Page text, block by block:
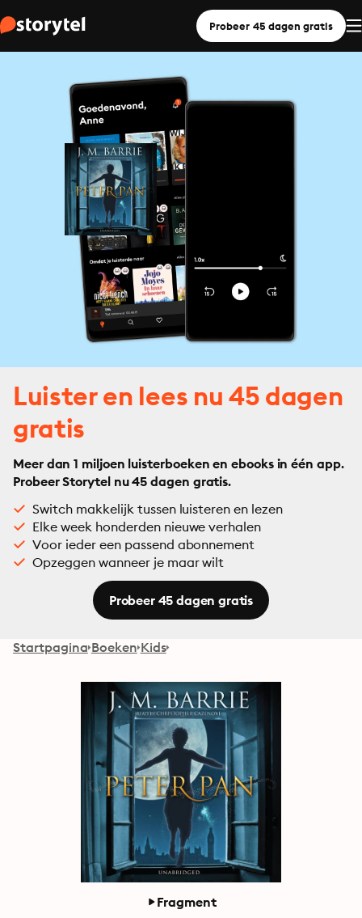
Probeer 45 dagen gratis
Luister en lees nu 45 dagen
gratis
Meer dan 1 miljoen luisterboeken en ebooks in één app.
Probeer Storytel nu 45 dagen gratis.
Switch makkelijk tussen luisteren en lezen
Elke week honderden nieuwe verhalen
Voor ieder een passend abonnement
Opzeggen wanneer je maar wilt
Probeer 45 dagen gratis
Startpagina Boeken Kids
Fragment